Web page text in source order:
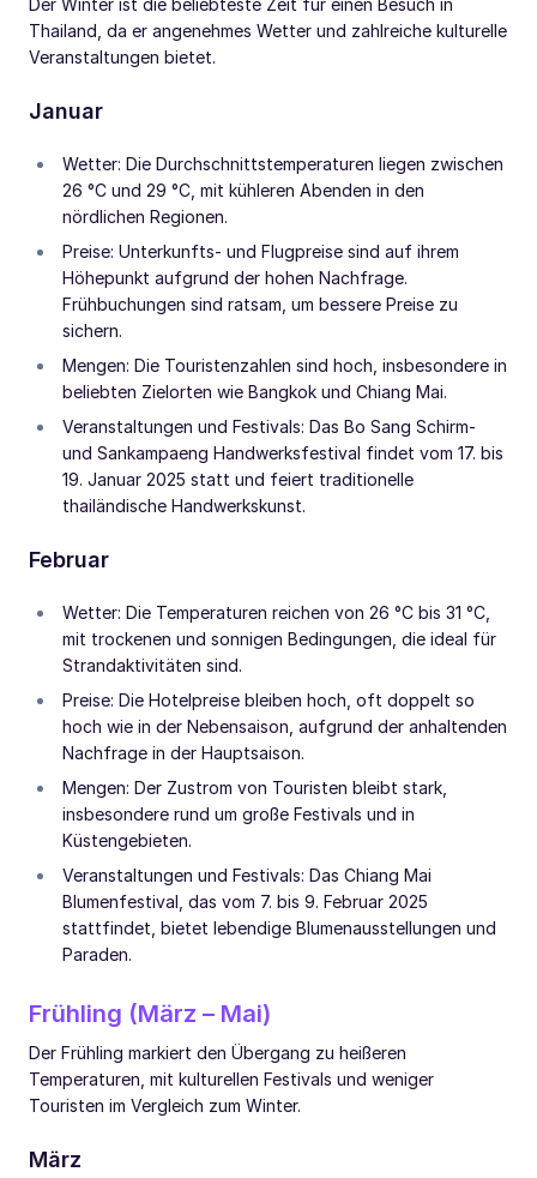
Der Winter ist die beliebteste Zeit für einen Besuch in
Thailand, da er angenehmes Wetter und zahlreiche kulturelle
Veranstaltungen bietet.
Januar
Wetter: Die Durchschnittstemperaturen liegen zwischen
26 °C und 29 °C, mit kühleren Abenden in den
nördlichen Regionen.
Preise: Unterkunfts- und Flugpreise sind auf ihrem
Höhepunkt aufgrund der hohen Nachfrage.
Frühbuchungen sind ratsam, um bessere Preise zu
sichern.
Mengen: Die Touristenzahlen sind hoch, insbesondere in
beliebten Zielorten wie Bangkok und Chiang Mai.
Veranstaltungen und Festivals: Das Bo Sang Schirm-
und Sankampaeng Handwerksfestival findet vom 17. bis
19. Januar 2025 statt und feiert traditionelle
thailändische Handwerkskunst.
Februar
Wetter: Die Temperaturen reichen von 26 °C bis 31 °C,
mit trockenen und sonnigen Bedingungen, die ideal für
Strandaktivitäten sind.
Preise: Die Hotelpreise bleiben hoch, oft doppelt so
hoch wie in der Nebensaison, aufgrund der anhaltenden
Nachfrage in der Hauptsaison.
Mengen: Der Zustrom von Touristen bleibt stark,
insbesondere rund um große Festivals und in
Küstengebieten.
Veranstaltungen und Festivals: Das Chiang Mai
Blumenfestival, das vom 7. bis 9. Februar 2025
stattfindet, bietet lebendige Blumenausstellungen und
Paraden.
Frühling (März – Mai)
Der Frühling markiert den Übergang zu heißeren
Temperaturen, mit kulturellen Festivals und weniger
Touristen im Vergleich zum Winter.
März